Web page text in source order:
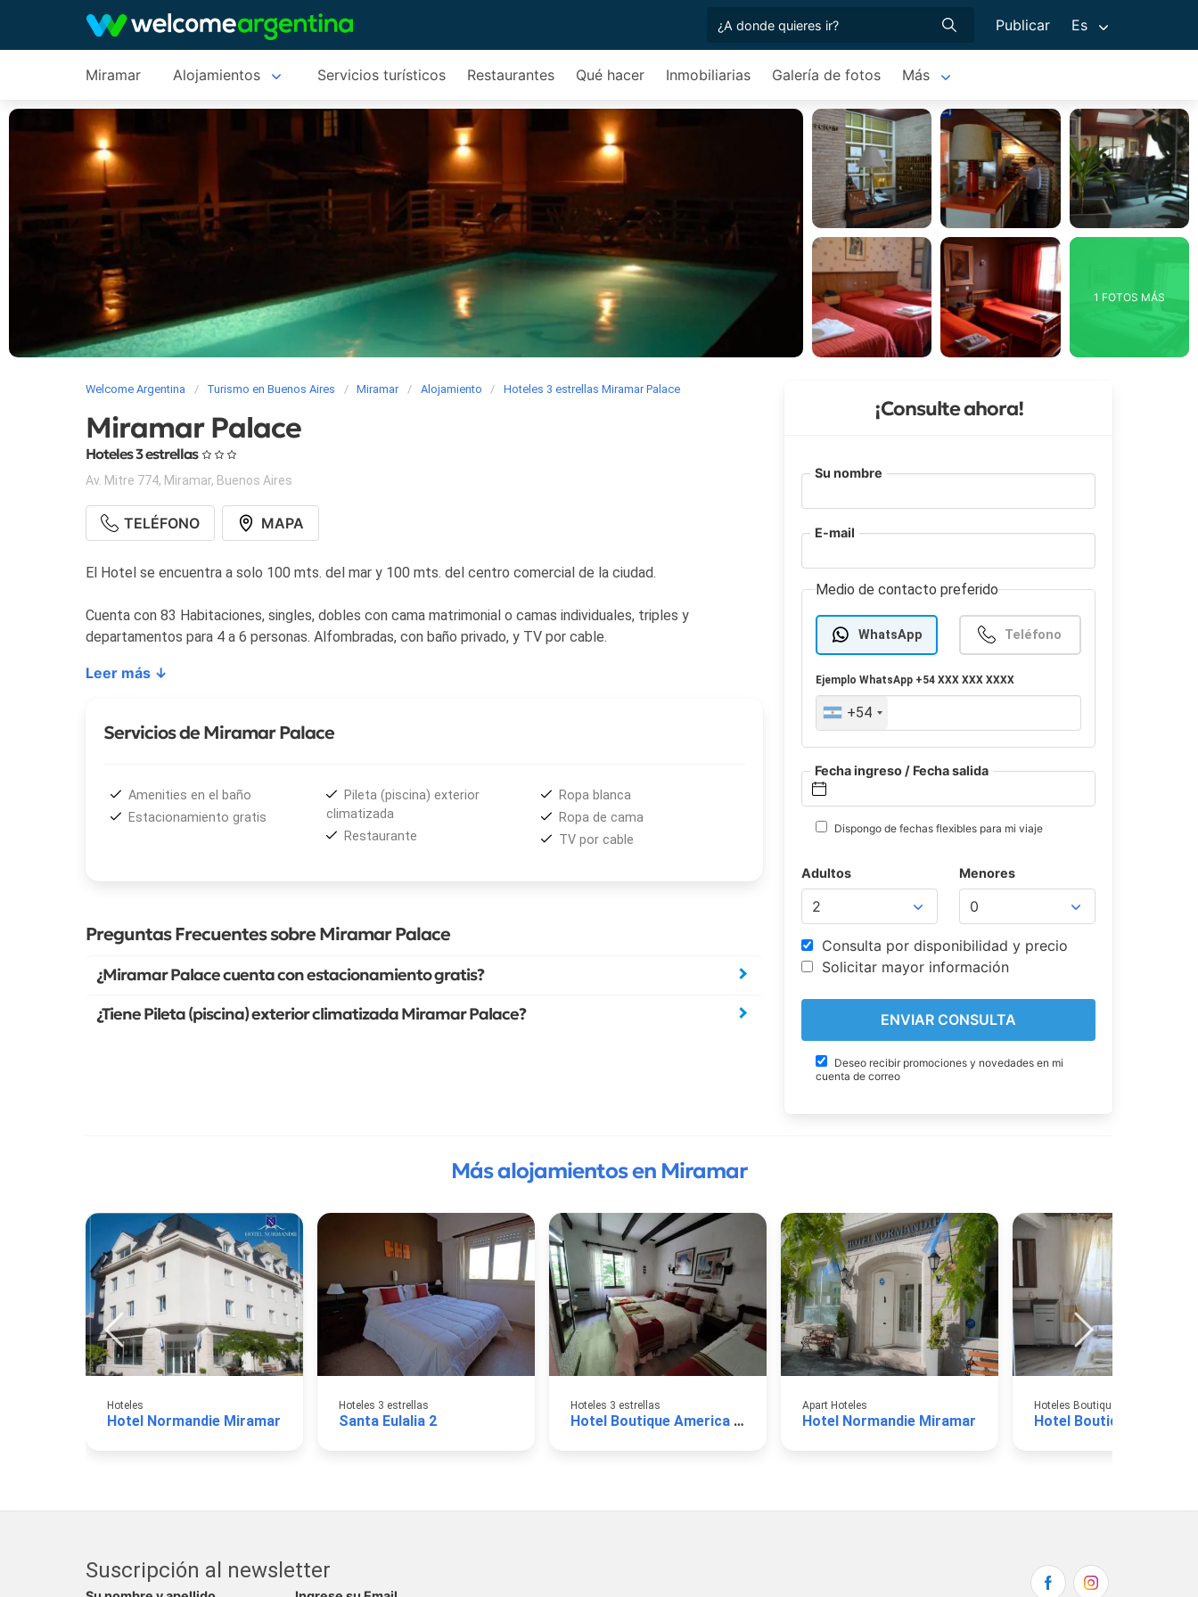
Publicar Es
Miramar Alojamientos Servicios turísticos Restaurantes Qué hacer Inmobiliarias Galería de fotos Más
1 FOTOS MÁS
Welcome Argentina Turismo en Buenos Aires Miramar Alojamiento Hoteles 3 estrellas Miramar Palace
Miramar Palace
Hoteles 3 estrellas
Av. Mitre 774, Miramar, Buenos Aires
TELÉFONO MAPA
El Hotel se encuentra a solo 100 mts. del mar y 100 mts. del centro comercial de la ciudad.
Cuenta con 83 Habitaciones, singles, dobles con cama matrimonial o camas individuales, triples y
departamentos para 4 a 6 personas. Alfombradas, con baño privado, y TV por cable.
Leer más ↓
Servicios de Miramar Palace
Amenities en el baño
Estacionamiento gratis
Pileta (piscina) exterior
climatizada
Restaurante
Ropa blanca
Ropa de cama
TV por cable
Preguntas Frecuentes sobre Miramar Palace
¿Miramar Palace cuenta con estacionamiento gratis?
¿Tiene Pileta (piscina) exterior climatizada Miramar Palace?
¡Consulte ahora!
Su nombre
E-mail
Medio de contacto preferido
WhatsApp Teléfono
EjemploWhatsApp +54 XXX XXX XXXX
+54
Fecha ingreso / Fecha salida
Dispongo de fechas flexibles para mi viaje
Adultos Menores
Consulta por disponibilidad y precio
Solicitar mayor información
Deseo recibir promociones y novedades en mi
cuenta de correo
Más alojamientos en Miramar
Hoteles
Hotel Normandie Miramar
Hoteles 3 estrellas
Santa Eulalia 2
Hoteles 3 estrellas
Hotel Boutique America Miramar
Apart Hoteles
Hotel Normandie Miramar
Hoteles Boutique
Suscripción al newsletter